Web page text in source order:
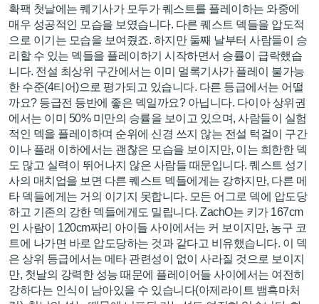
확팩 첫날에는 퀘기사가 모두가 퀘스트를 플레이하는 와중에
매우 성공적인 모습을 보였습니다. 다른 퀘스트 덱들을 압도적
으로 이기는 모습을 보여줬죠. 하지만 둘째 날부터 사람들이 승
리할 수 있는 덱들을 플레이하기 시작하면서 승률이 급락했습
니다. 전설 최상위 구간에서는 이미 멀록기사가 플레이 불가능
한 수준(4티어)으로 평가되고 있습니다. 다른 등급에서는 어떨
까요? 등급전 등반에 좋은 덱일까요? 아닙니다. 다이아 상위권
에서는 이미 50% 미만의 승률을 보이고 있으며, 사람들이 실험
적인 덱을 플레이하며 순위에 신경 쓰지 않는 전설 턱걸이 구간
이나 플래 이하에서는 괜찮은 모습을 보이지만, 이는 희한한 덱
도 많고 실력이 뛰어나지 않은 사람들 때문입니다. 퀘스트 성기
사의 매치업을 보면 다른 퀘스트 덱들에게는 강하지만, 다른 메
타 덱들에게는 거의 이기지 못합니다. 모든 어그로 덱에 압도당
하고 기존의 강한 덱들에게도 밀립니다. ZachO는 키가 167cm
인 사람이 120cm짜리 아이들 사이에서는 커 보이지만, 농구 코
트에 나가면 바로 압도당하는 것과 같다고 비유했습니다. 이 덱
은 상위 등급에서는 메타 관련성이 없이 사라질 것으로 보이지
만, 첫날의 강력한 성능 때문에 플레이어들 사이에서는 여전히
강하다는 인식이 남아있을 수 있습니다(아제라이트 뱀흑마처